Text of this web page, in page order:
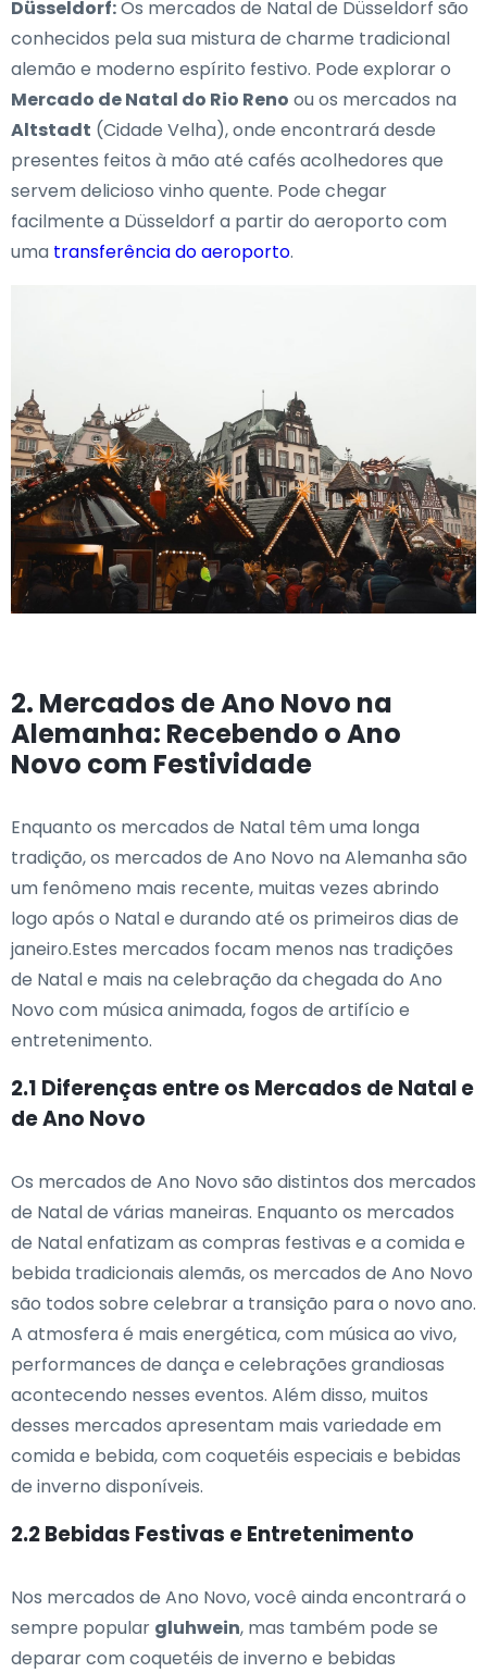
Düsseldorf:Os mercados de Natal de Düsseldorf são
conhecidos pela sua mistura de charme tradicional
alemão e moderno espírito festivo. Pode explorar o
Mercado de Natal do Rio Reno ou os mercados na
Altstadt (Cidade Velha), onde encontrará desde
presentes feitos à mão até cafés acolhedores que
servem delicioso vinho quente. Pode chegar
facilmente a Düsseldorf a partir do aeroporto com
uma transferência do aeroporto.
2. Mercados de Ano Novo na
Alemanha: Recebendo o Ano
Novo com Festividade
Enquanto os mercados de Natal têm uma longa
tradição, os mercados de Ano Novo na Alemanha são
um fenômeno mais recente, muitas vezes abrindo
logo após o Natal e durando até os primeiros dias de
janeiro.Estes mercados focam menos nas tradições
de Natal e mais na celebração da chegada do Ano
Novo com música animada, fogos de artifício e
entretenimento.
2.1 Diferenças entre os Mercados de Natal e
de Ano Novo
Os mercados de Ano Novo são distintos dos mercados
de Natal de várias maneiras. Enquanto os mercados
de Natal enfatizam as compras festivas e a comida e
bebida tradicionais alemãs, os mercados de Ano Novo
são todos sobre celebrar a transição para o novo ano.
A atmosfera é mais energética, com música ao vivo,
performances de dança e celebrações grandiosas
acontecendo nesses eventos. Além disso, muitos
desses mercados apresentam mais variedade em
comida e bebida, com coquetéis especiais e bebidas
de inverno disponíveis.
2.2 Bebidas Festivas e Entretenimento
Nos mercados de Ano Novo, você ainda encontrará o
sempre popular gluhwein, mas também pode se
deparar com coquetéis de inverno e bebidas